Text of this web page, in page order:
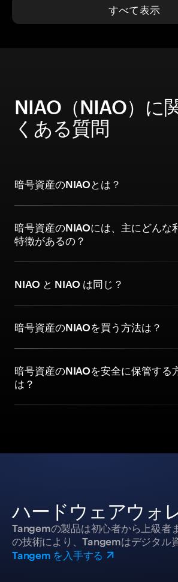
すべて表示
NIAO（NIAO）に
くある質問
暗号資産のNIAOとは？
暗号資産のNIAOには、主にどんな
特徴があるの？
NIAO と NIAO は同じ？
暗号資産のNIAOを買う方法は？
暗号資産のNIAOを安全に保管する
は？
ハードウェアウォ
Tangemの製品は初心者から上級者
の技術により、Tangemはデジタル
Tangem を入手する